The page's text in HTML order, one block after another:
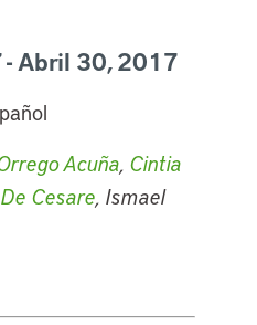
Abril 30, 2017
Acuña, Cintia
Cesare, Ismael